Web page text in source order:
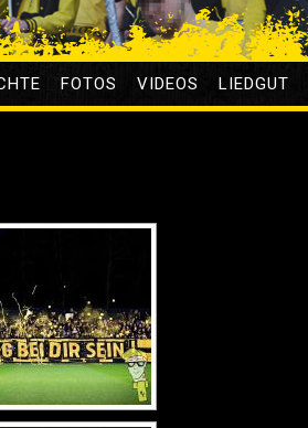
FOTOS VIDEOS LIEDGUT